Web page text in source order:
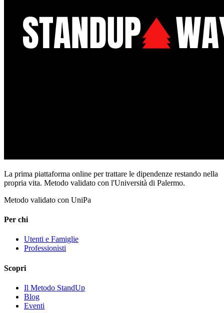
La prima piattaforma online per trattare le dipendenze restando nella
propria vita. Metodo validato con l'Università di Palermo.
Metodo validato con UniPa
Per chi
Utenti e Famiglie
Professionisti
Scopri
Il Metodo StandUp
Blog
Eventi